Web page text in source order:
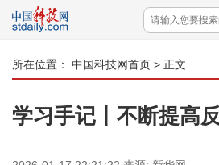
所在位置： 中国科技网首页 > 正文
学习手记丨不断提高